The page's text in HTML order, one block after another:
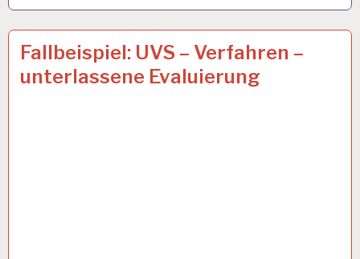
ARBEIT
UND
GESUNDHEIT…
Fallbeispiel: UVS – Verfahren –
unterlassene Evaluierung
18 JAN. 2017